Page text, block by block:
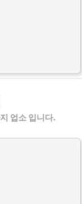
업소 입니다.